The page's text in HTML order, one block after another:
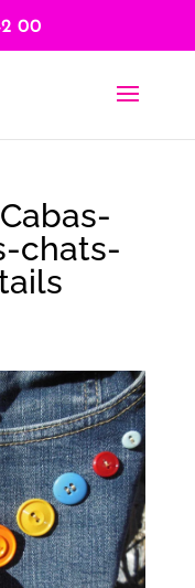
00
chats-